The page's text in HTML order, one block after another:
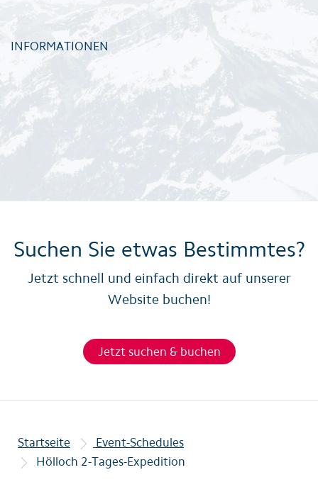
INFORMATIONEN
Suchen Sie etwas Bestimmtes?
Jetzt schnell und einfach direkt auf unserer
Website buchen!
Jetzt suchen & buchen
Startseite
Event-Schedules
Hölloch 2-Tages-Expedition